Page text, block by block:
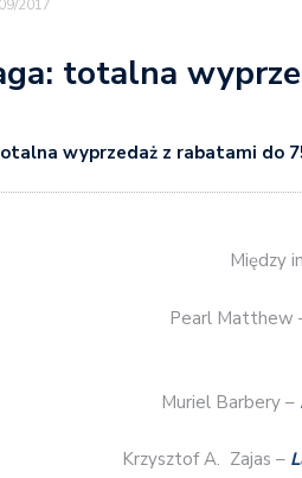
2017
totalna
wyprzedaż z rabatami do
Między
Pearl Matthew
Muriel Barbery –
Krzysztof A. Zajas –